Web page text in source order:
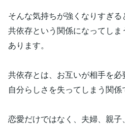
そんな気持ちが強くなりすぎる
共依存という関係になってしま
あります。
共依存とは、お互いが相手を必
自分らしさを失ってしまう関係
恋愛だけではなく、夫婦、親子